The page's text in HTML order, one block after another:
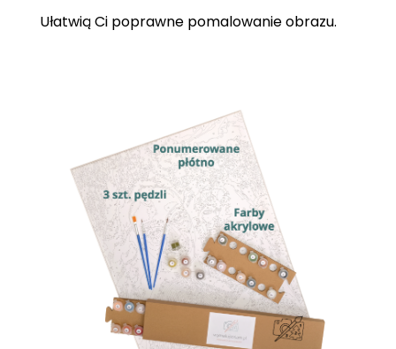
Ułatwią Ci poprawne pomalowanie obrazu.